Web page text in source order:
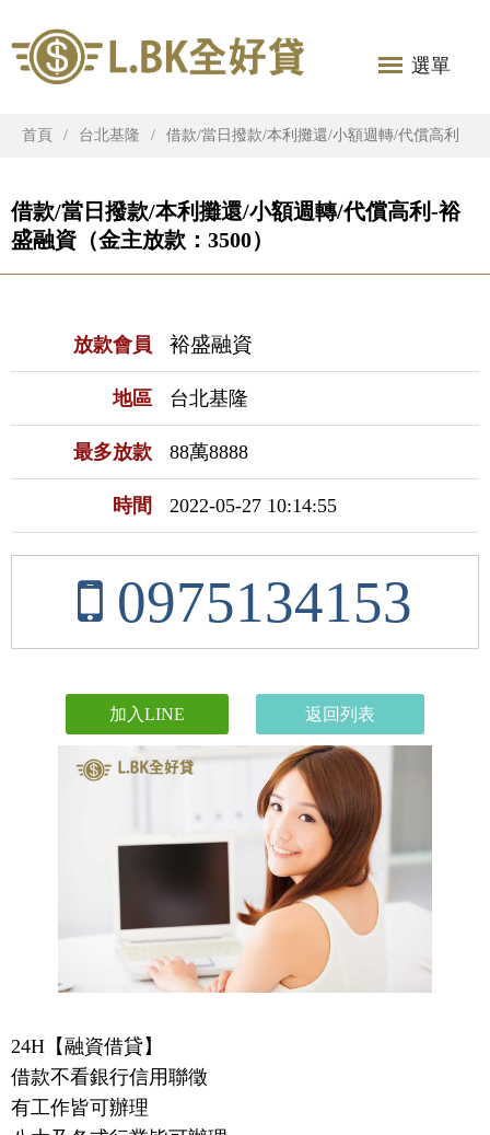
選單
首頁 台北基隆 借款/當日撥款/本利攤還/小額週轉/代償高利
借款/當日撥款/本利攤還/小額週轉/代償高利-裕
盛融資（金主放款：3500）
放款會員 裕盛融資
地區 台北基隆
最多放款 88萬8888
時間 2022-05-27 10:14:55
0975134153
加入LINE 返回列表
24H【融資借貸】
借款不看銀行信用聯徵
有工作皆可辦理